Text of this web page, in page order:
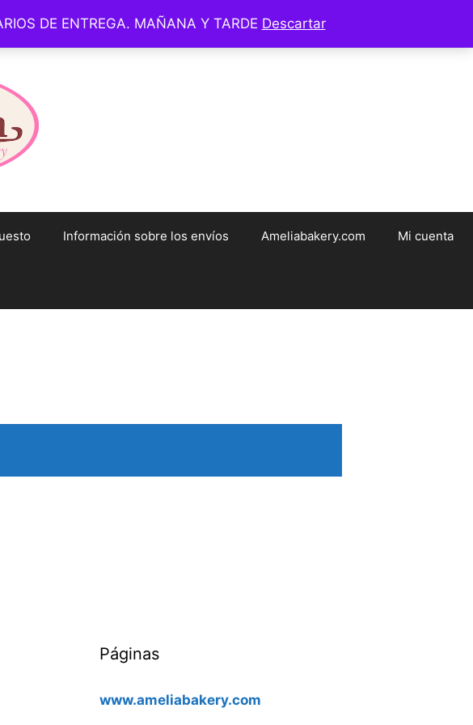
DE ENTREGA. MAÑANA Y TARDE Descartar
Online – info@ameliabakery.com
Información sobre los envíos Ameliabakery.com Mi cuenta
Páginas
www.ameliabakery.com